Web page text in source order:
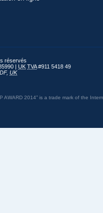
réservés
| UK TVA#911 5418 49
, UK
AWARD 2014” is a trade mark of the